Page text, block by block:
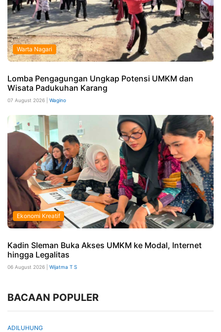
Warta Nagari
Lomba Pengagungan Ungkap Potensi UMKM dan
Wisata Padukuhan Karang
07 August 2026 | Wagino
Ekonomi Kreatif
Kadin Sleman Buka Akses UMKM ke Modal, Internet
hingga Legalitas
06 August 2026 | Wijatma T S
BACAAN POPULER
ADILUHUNG